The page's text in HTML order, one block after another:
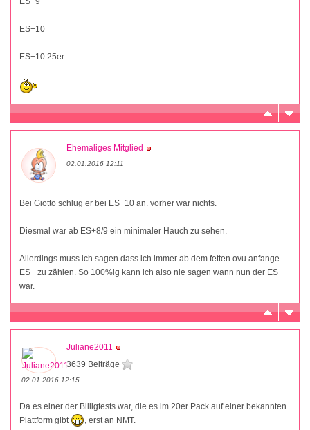
ES+10
ES+10 25er
Ehemaliges Mitglied
02.01.2016 12:11
Bei Giotto schlug er bei ES+10 an. vorher war nichts.
Diesmal war ab ES+8/9 ein minimaler Hauch zu sehen.
Allerdings muss ich sagen dass ich immer ab dem fetten ovu anfange
ES+ zu zählen. So 100%ig kann ich also nie sagen wann nun der ES
war.
Juliane2011
3639 Beiträge
02.01.2016 12:15
Da es einer der Billigtests war, die es im 20er Pack auf einer bekannten
Plattform gibt
, erst an NMT.